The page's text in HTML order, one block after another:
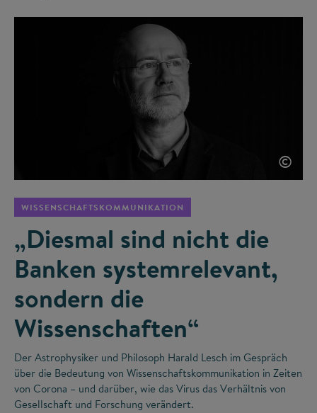
©
WISSENSCHAFTSKOMMUNIKATION
„Diesmal sind nicht die
Banken systemrelevant,
sondern die
Wissenschaften“
Der Astrophysiker und Philosoph Harald Lesch im Gespräch
über die Bedeutung von Wissenschaftskommunikation in Zeiten
von Corona – und darüber, wie das Virus das Verhältnis von
Gesellschaft und Forschung verändert.